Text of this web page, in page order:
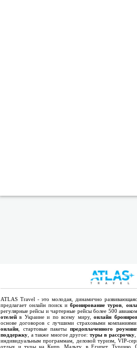
ATLAS Travel - это молодая, динамично
предлагает онлайн поиск ибронирование туров
регулярные рейсы и чартерные рейсы более 500
отелей в Украине и по всему миру,онлайн
основе договоров с лучшими страховыми
онлайн , стартовые пакетыпредоплаченного
поддержку , а также многое другое: туры в рассрочку,
индивидуальным программам, деловой туризм, VIP-
отдых и туры на Кипр, Мальту, в Египет, Турцию,